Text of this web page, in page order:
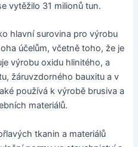
vytěžilo 31 milionů tun.
hlavní surovina pro výrobu
účelům, včetně toho, že je
výrobu oxidu hlinitého, a
žáruvzdorného bauxitu a v
používá k výrobě brusiva a
materiálů.
tkanin a materiálů